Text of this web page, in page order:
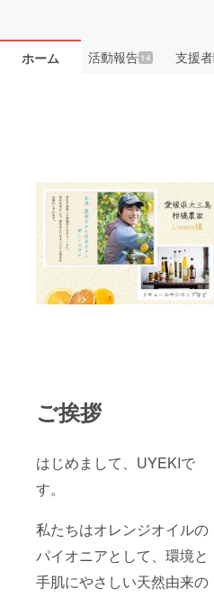
ホーム 活動報告14 支援者
ご挨拶
はじめまして、UYEKIで
す。
私たちはオレンジオイルの
パイオニアとして、環境と
手肌にやさしい天然由来の